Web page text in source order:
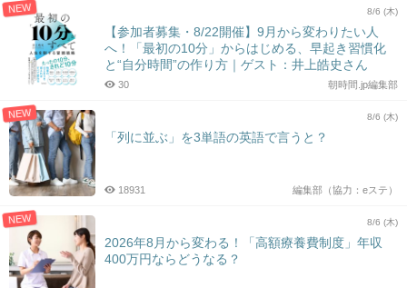
NEW 8/6 (木)
【参加者募集・8/22開催】9月から変わりたい人
へ！「最初の10分」からはじめる、早起き習慣化
と“自分時間”の作り方｜ゲスト：井上皓史さん
朝時間.jp編集部
30
NEW 8/6 (木)
「列に並ぶ」を3単語の英語で言うと？
編集部（協力：eステ）
18931
NEW 8/6 (木)
2026年8月から変わる！「高額療養費制度」年収
400万円ならどうなる？